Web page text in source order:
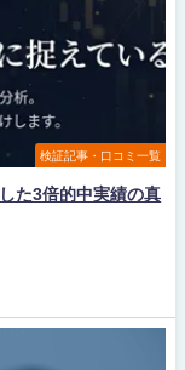
検証記事・口コミ一覧
た3倍的中実績の真